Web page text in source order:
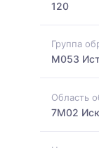
120
Группа
M053
Область
7M02